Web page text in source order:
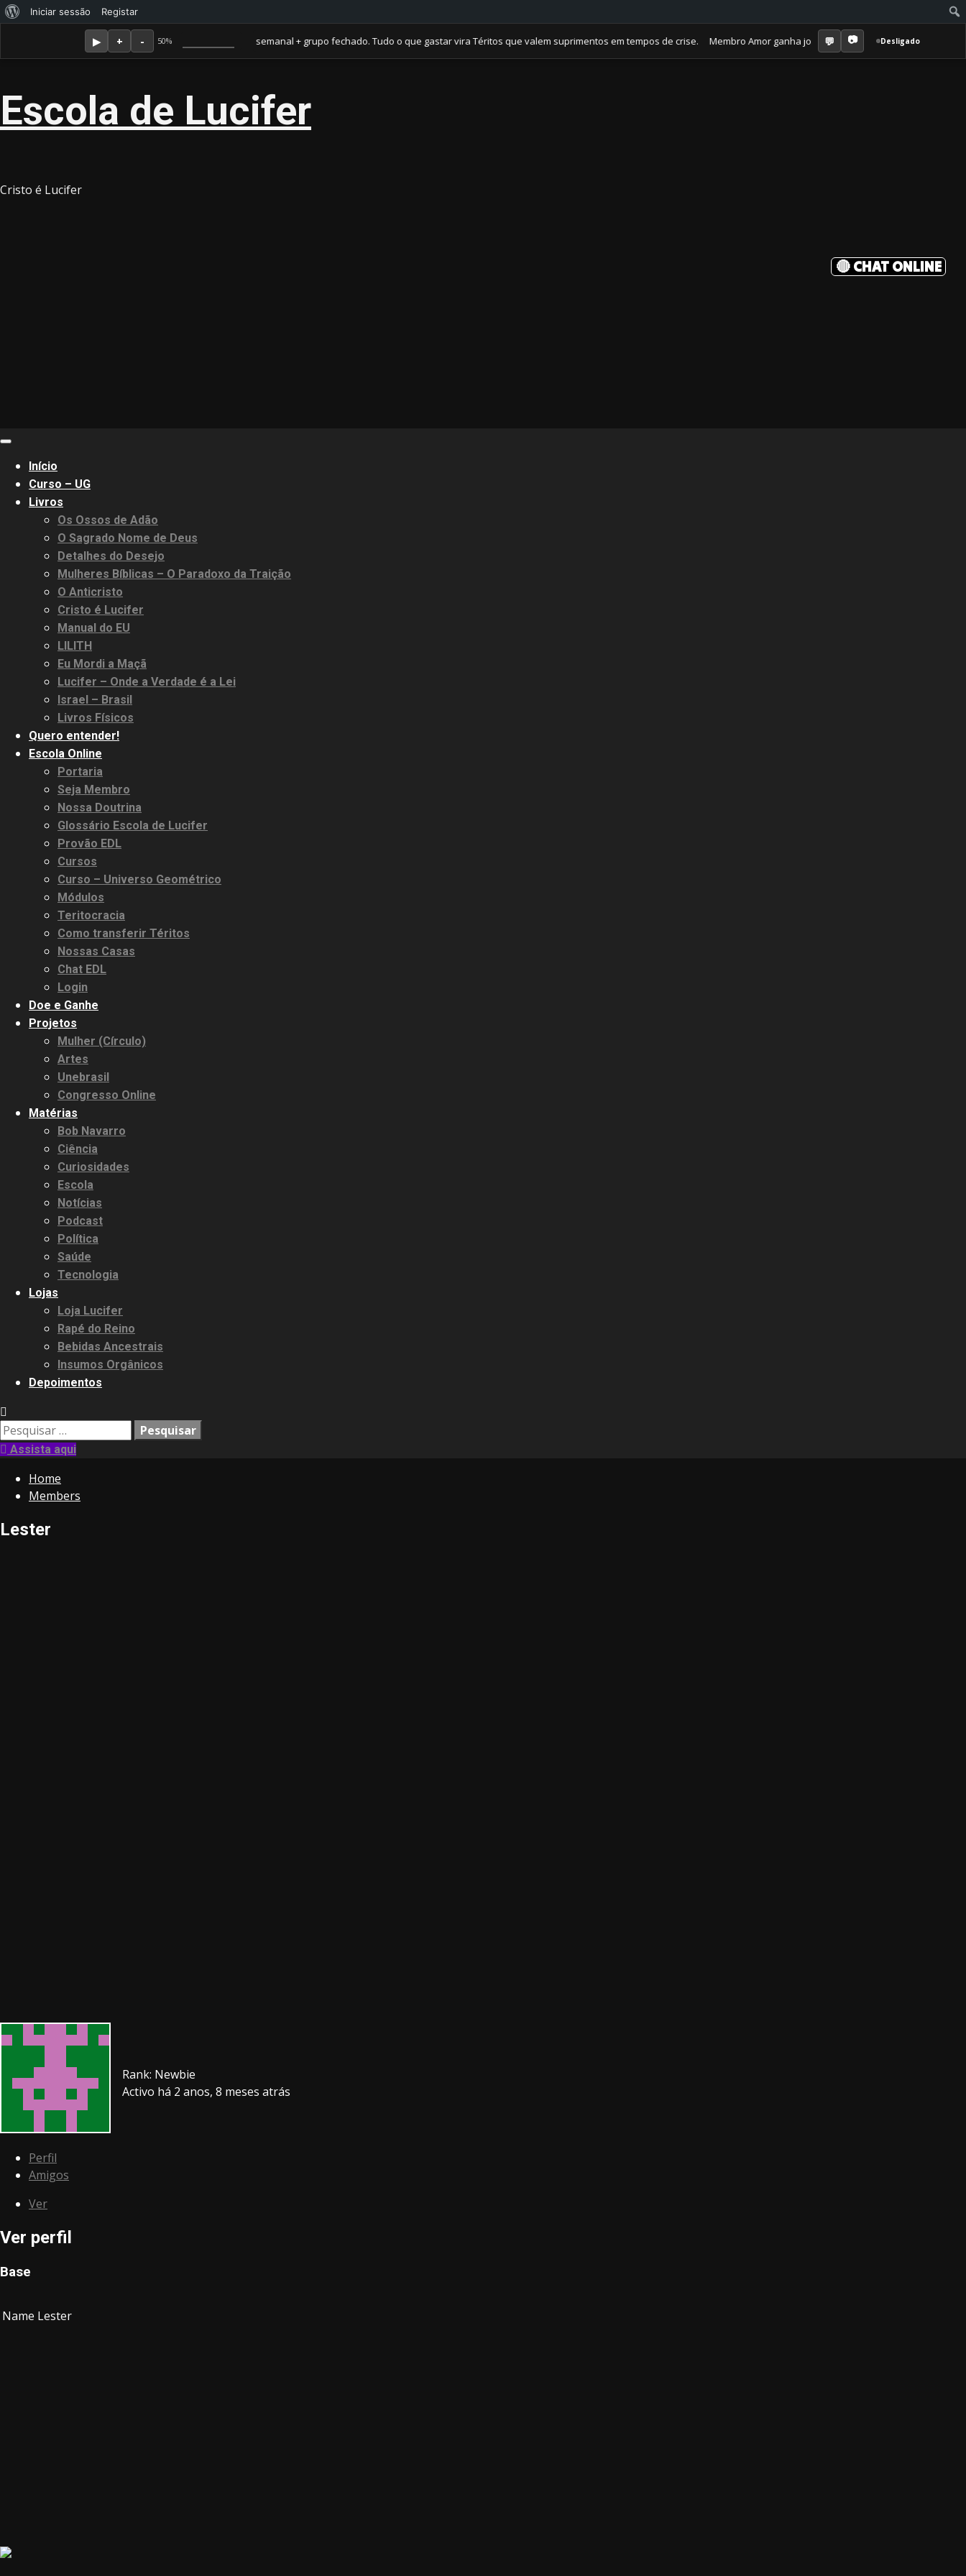
50%
Membro Amor ganha jornal mensal + aula semanal + grupo fechado. Tudo o que gastar vira Téritos que valem suprimentos em tempos de crise. Membro Amor ganha jornal mensal + aula semanal +
Desligado
Sobre
WordPress
Iniciar sessão Registar
Escola de Lucifer
Cristo é Lucifer
🔴 CHAT ONLINE
Primary
MenuInício
Curso – UG
Livros
Os Ossos de Adão
O Sagrado Nome de Deus
Detalhes do Desejo
Mulheres Bíblicas – O Paradoxo da Traição
O Anticristo
Cristo é Lucifer
Manual do EU
LILITH
Eu Mordi a Maçã
Lucifer – Onde a Verdade é a Lei
Israel – Brasil
Livros Físicos
Quero entender!
Escola Online
Portaria
Seja Membro
Nossa Doutrina
Glossário Escola de Lucifer
Provão EDL
Cursos
Curso – Universo Geométrico
Módulos
Teritocracia
Como transferir Téritos
Nossas Casas
Chat EDL
Login
Doe e Ganhe
Projetos
Mulher (Círculo)
Artes
Unebrasil
Congresso Online
Matérias
Bob Navarro
Ciência
Curiosidades
Escola
Notícias
Podcast
Política
Saúde
Tecnologia
Lojas
Loja Lucifer
Rapé do Reino
Bebidas Ancestrais
Insumos Orgânicos
Depoimentos
Pesquisar
por:Assista aqui
Home
Members
Lester
Rank: Newbie
Activo há 2 anos, 8 meses atrás
Perfil
Amigos
Ver
Ver perfil
Base
Name Lester